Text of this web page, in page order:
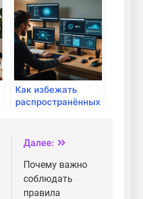
устранения
вредоносных
скриптов в
домашней сети:
полный гид
Как избежать
распространённых
домашней сети:
полный гид для
успешного
подключения
Далее:
Почему важно
соблюдать
правила